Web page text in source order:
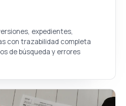
expedientes,
con trazabilidad completa
de búsqueda y errores